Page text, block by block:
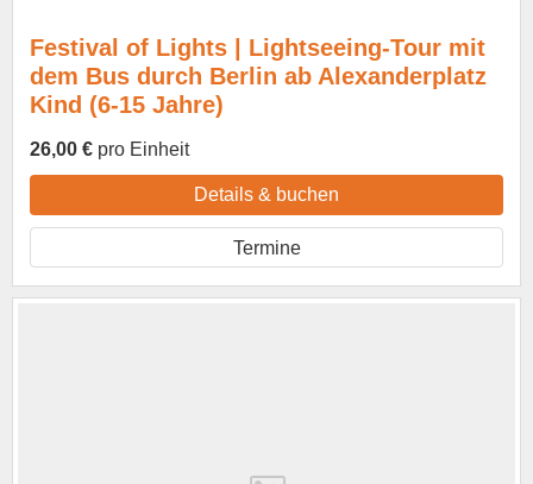
Festival of Lights | Lightseeing-Tour mit
dem Bus durch Berlin ab Alexanderplatz
Kind (6-15 Jahre)
26,00 € pro Einheit
Details & buchen
Termine